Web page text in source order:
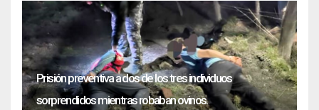
Prisión preventiva a dos de los tres individuos
sorprendidos mientras robaban ovinos.